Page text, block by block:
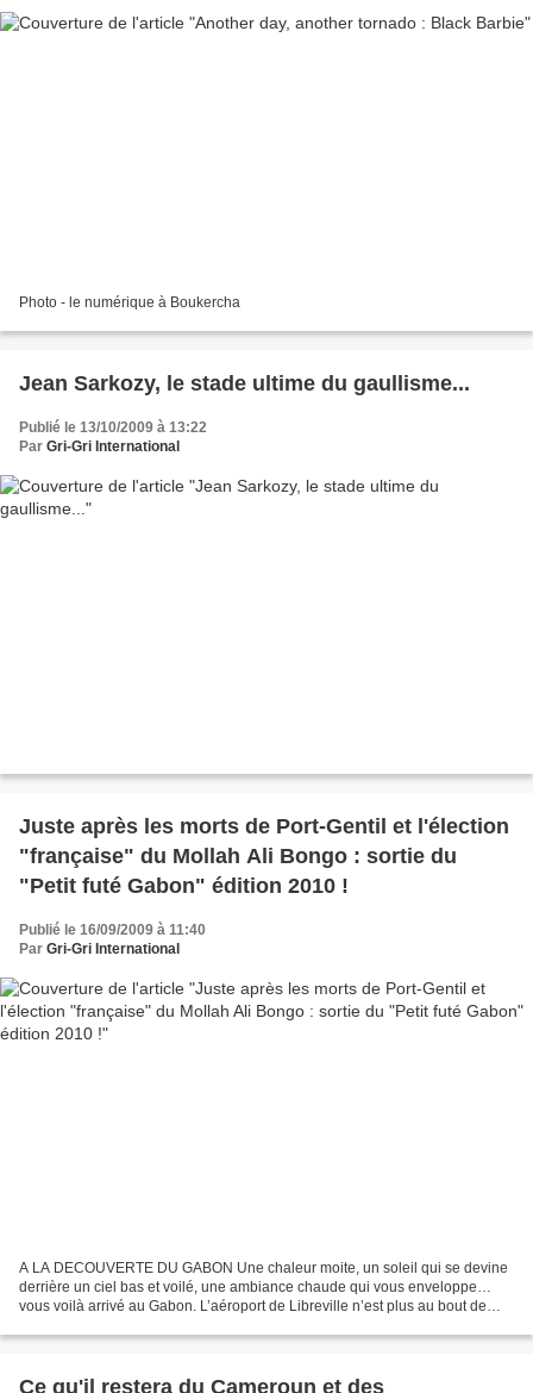
Photo - le numérique à Boukercha
Jean Sarkozy, le stade ultime du gaullisme...
Publié le 13/10/2009 à 13:22
Par Gri-Gri International
Juste après les morts de Port-Gentil et l'élection
"française" du Mollah Ali Bongo : sortie du
"Petit futé Gabon" édition 2010 !
Publié le 16/09/2009 à 11:40
Par Gri-Gri International
A LA DECOUVERTE DU GABON Une chaleur moite, un soleil qui se devine
derrière un ciel bas et voilé, une ambiance chaude qui vous enveloppe…
vous voilà arrivé au Gabon. L’aéroport de Libreville n’est plus au bout de
Ce qu'il restera du Cameroun et des